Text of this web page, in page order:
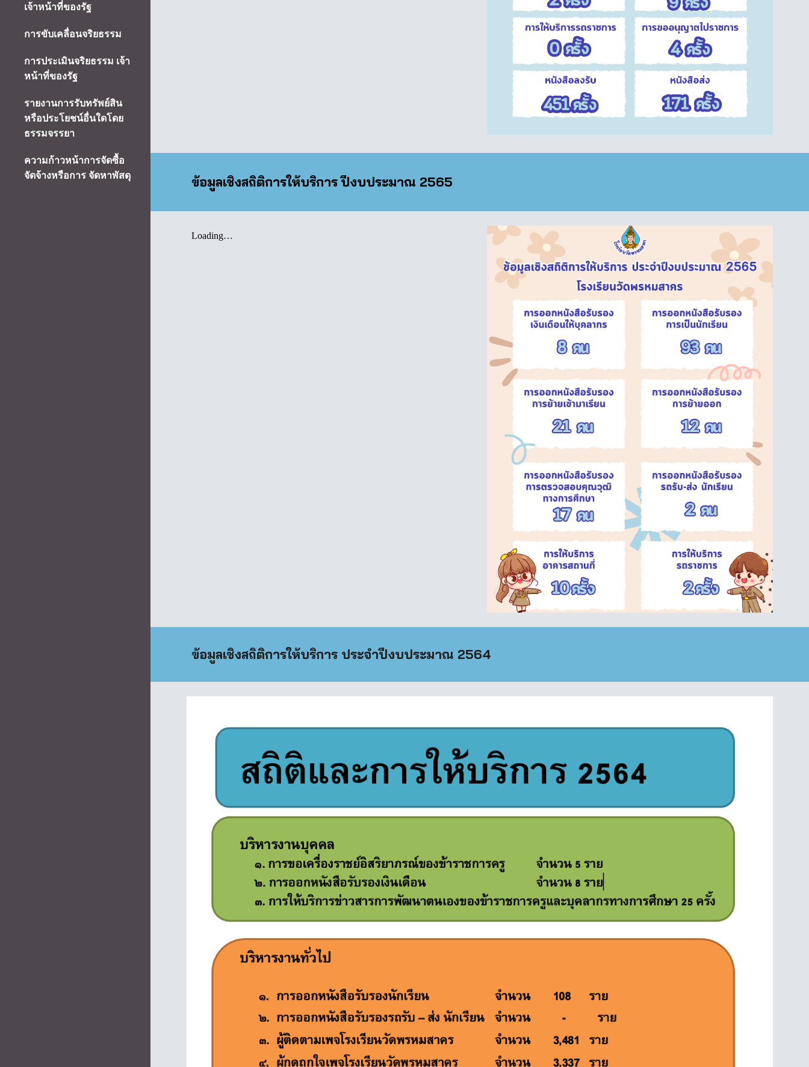
เจ้าหน้าที่ของรัฐ
การขับเคลื่อนจริยธรรม
การประเมินจริยธรรม เจ้า
หน้าที่ของรัฐ
รายงานการรับทรัพย์สิน
หรือประโยชน์อื่นใดโดย
ธรรมจรรยา
ความก้าวหน้าการจัดซื้อ
จัดจ้างหรือการ จัดหาพัสดุ
ข้อมูลเชิงสถิติการให้บริการ ปีงบประมาณ 2565
ข้อมูลเชิงสถิติการให้บริการ ประจำปีงบประมาณ 2564